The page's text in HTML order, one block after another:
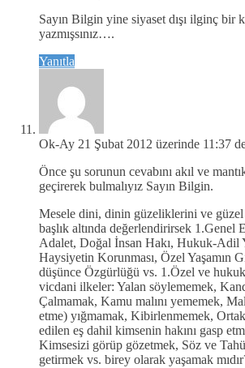
Sayın Bilgin yine siyaset dışı ilginç bir
yazmışsınız….
Yanıtla
Ok-Ay 21 Şubat 2012 üzerinde 11:37
Önce şu sorunun cevabını akıl ve
geçirerek bulmalıyız Sayın Bilgin.
Mesele dini, dinin güzeliklerini ve güzel
başlık altında değerlendirirsek 1.Genel
Adalet, Doğal İnsan Hakı, Hukuk-Adil
Haysiyetin Korunması, Özel Yaşamın
düşünce Özgürlüğü vs. 1.Özel ve
vicdani ilkeler: Yalan söylememek,
Çalmamak, Kamu malını yememek,
etme) yığmamak, Kibirlenmemek,
edilen eş dahil kimsenin hakını gasp
Kimsesizi görüp gözetmek, Söz ve
getirmek vs. birey olarak yaşamak